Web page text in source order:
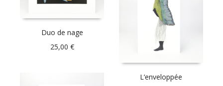
Duo de nage
25,00 €
L’enveloppée